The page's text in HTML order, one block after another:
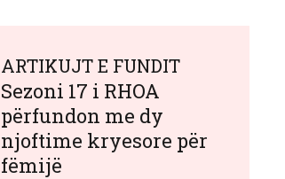
ARTIKUJT E FUNDIT
Sezoni 17 i RHOA
përfundon me dy
njoftime kryesore për
fëmijë